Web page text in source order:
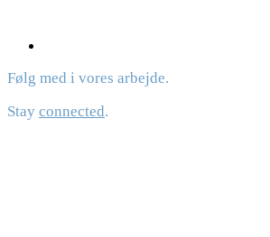
Følg med i vores arbejde.
Stay connected.